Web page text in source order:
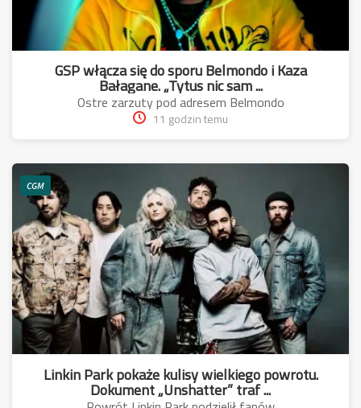
GSP włącza się do sporu Belmondo i Kaza
Bałagane. „Tytus nic sam ...
Ostre zarzuty pod adresem Belmondo
11 godzin temu
CGM
Linkin Park pokaże kulisy wielkiego powrotu.
Dokument „Unshatter” traf ...